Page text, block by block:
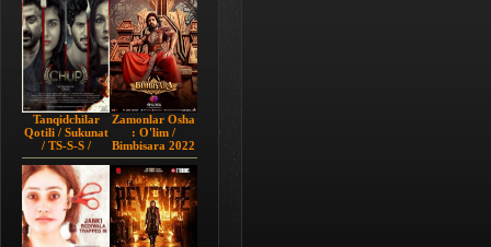
Tanqidchilar
Qotili / Sukunat
/ TS-S-S /
Jimjitlik
Ortidagi Sir /
Chup 2022 HD
Hind kino
Zamonlar Osha
: O'lim /
Bimbisara 2022
Hind kino
Uzbek tilida